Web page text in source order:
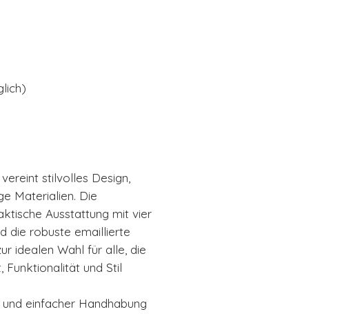
stilvolles Design,
Materialien. Die
Ausstattung mit vier
die robuste emaillierte
idealen Wahl für alle, die
Funktionalität und Stil
einfacher Handhabung